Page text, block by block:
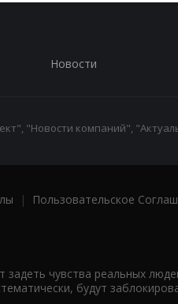
Новости
"Новости компаний",
| Пользовательское
чувства реальных
будут